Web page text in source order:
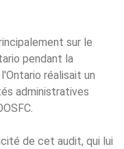
sur le
pendant la
réalisait un
administratives
de cet audit, qui lui